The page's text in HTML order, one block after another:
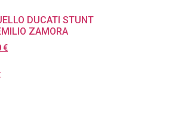
DUCATI STUNT
ZAMORA
€